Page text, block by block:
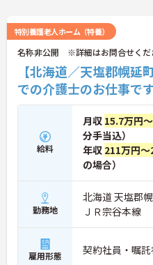
特別養護老人ホーム（特養）
名称非公開 ※詳細はお問合せくだ
【北海道／天塩郡幌
での介護士のお仕事で
給料
月収 15.7万円
分手当込）
年収 211万円
の場合）
勤務地
北海道 天塩郡
ＪＲ宗谷本線
雇用形態 契約社員・嘱託